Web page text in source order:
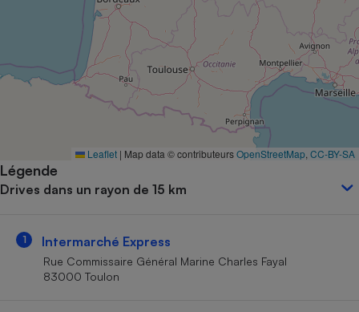
Leaflet | Map data © contributeursOpenStreetMap CC-BY-SA
Légende
Drives dans un rayon de 15 km
1 Intermarché Express
Rue Commissaire Général Marine Charles Fayal
83000 Toulon
Complément
alimentaire
Assurance emprunteur
Banque
Petit électroménager -
Matelas
Mutuelle